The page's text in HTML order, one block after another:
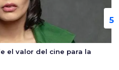
el valor del cine para la